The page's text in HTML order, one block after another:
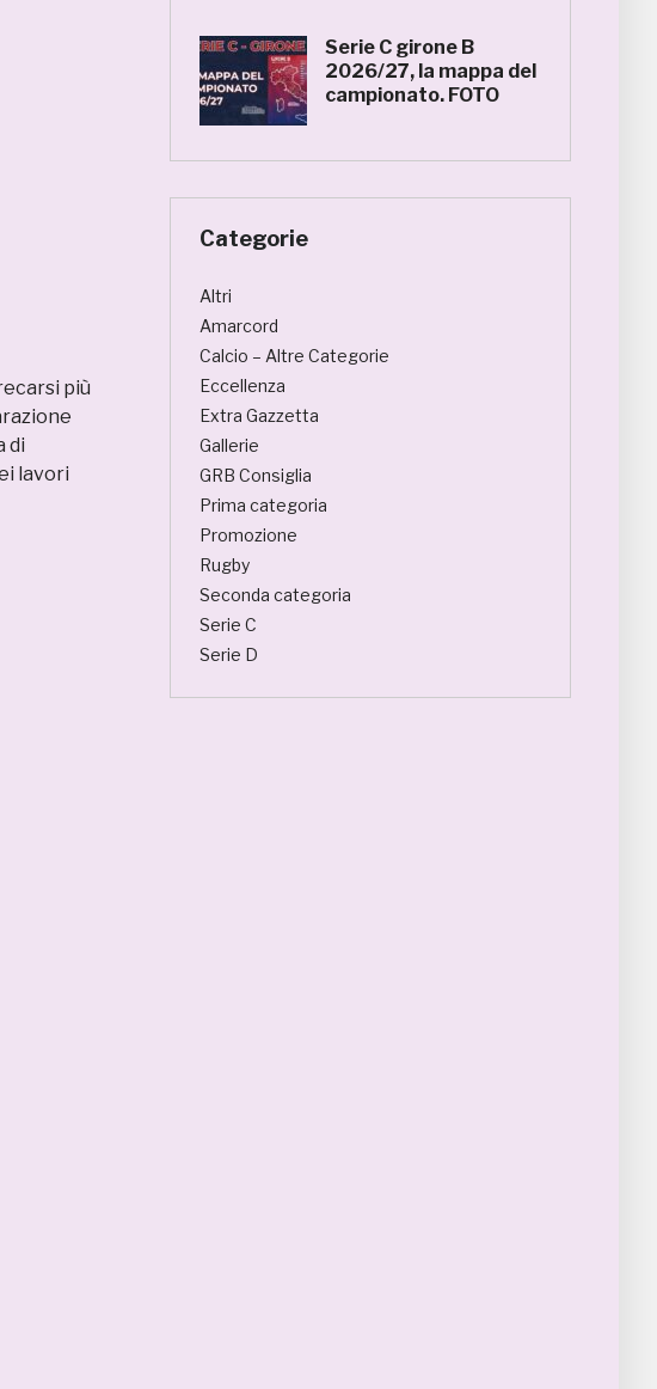
più
di
lavori
Serie C girone B
2026/27, la mappa del
campionato. FOTO
Categorie
Altri
Amarcord
Calcio – Altre Categorie
Eccellenza
Extra Gazzetta
Gallerie
GRB Consiglia
Prima categoria
Promozione
Rugby
Seconda categoria
Serie C
Serie D